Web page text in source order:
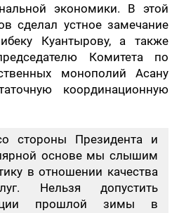
экономики. В этой
сделал устное замечание
Куантырову, а также
Комитета по
монополий Асану
координационную
стороны Президента и
основе мы слышим
в отношении качества
Нельзя допустить
прошлой зимы в